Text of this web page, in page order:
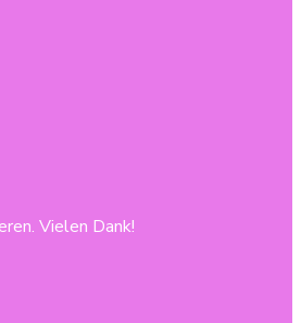
Vielen Dank!